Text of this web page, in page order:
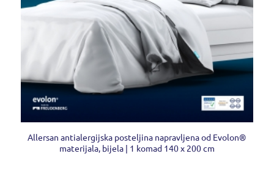
Allersan antialergijska posteljina napravljena od Evolon®
materijala, bijela | 1 komad 140 x 200 cm